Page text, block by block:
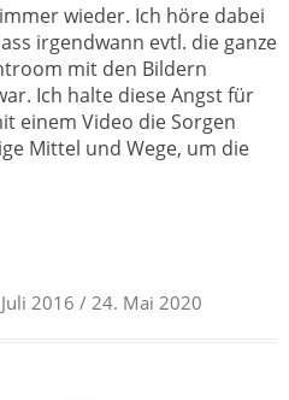
wieder. Ich höre dabei
irgendwann evtl. die ganze
mit den Bildern
Ich halte diese Angst für
einem Video die Sorgen
Mittel und Wege, um die
2016 / 24. Mai 2020